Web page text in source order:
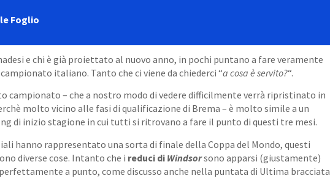
Foglio
e chi è già proiettato al nuovo anno, in pochi puntano a fare veramente
italiano. Tanto che ci viene da chiederci “a cosa è servito?“.
campionato – che a nostro modo di vedere difficilmente verrà ripristinato in
molto vicino alle fasi di qualificazione di Brema – è molto simile a un
di inizio stagione in cui tutti si ritrovano a fare il punto di questi tre mesi.
hanno rappresentato una sorta di finale della Coppa del Mondo, questi
diverse cose. Intanto che i reduci di Windsorsono apparsi (giustamente)
a punto, come discusso anche nella puntata di Ultima bracciata